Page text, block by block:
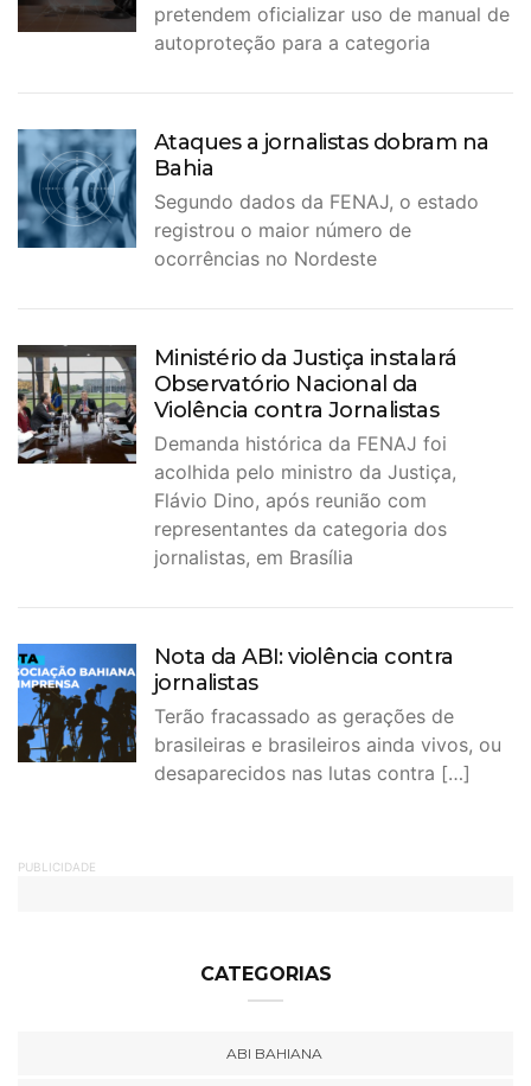
pretendem oficializar uso de manual de
autoproteção para a categoria
Ataques a jornalistas dobram na
Bahia
Segundo dados da FENAJ, o estado
registrou o maior número de
ocorrências no Nordeste
Ministério da Justiça instalará
Observatório Nacional da
Violência contra Jornalistas
Demanda histórica da FENAJ foi
acolhida pelo ministro da Justiça,
Flávio Dino, após reunião com
representantes da categoria dos
jornalistas, em Brasília
Nota da ABI: violência contra
jornalistas
Terão fracassado as gerações de
brasileiras e brasileiros ainda vivos, ou
desaparecidos nas lutas contra […]
PUBLICIDADE
CATEGORIAS
ABI BAHIANA